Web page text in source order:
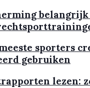
sporters
gebruiken
lezen: